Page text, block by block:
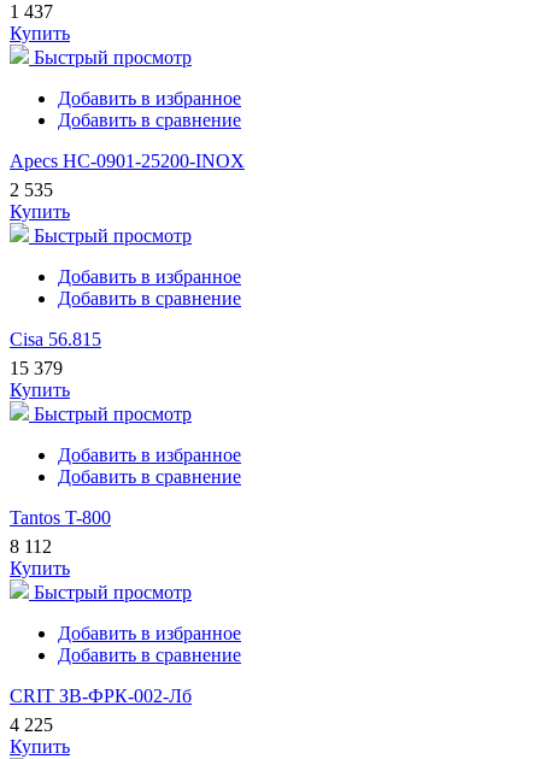
1 437
Купить
Быстрый просмотр
Добавить в избранное
Добавить в сравнение
Apecs HC-0901-25200-INOX
2 535
Купить
Быстрый просмотр
Добавить в избранное
Добавить в сравнение
Cisa 56.815
15 379
Купить
Быстрый просмотр
Добавить в избранное
Добавить в сравнение
Tantos T-800
8 112
Купить
Быстрый просмотр
Добавить в избранное
Добавить в сравнение
CRIT ЗВ-ФРК-002-Лб
4 225
Купить